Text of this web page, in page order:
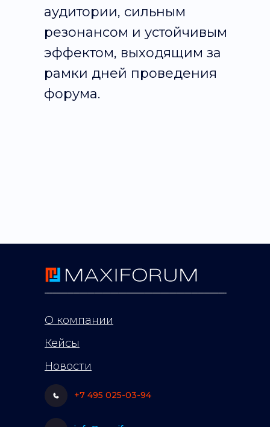
аудитории, сильным
резонансом и устойчивым
эффектом, выходящим за
рамки дней проведения
форума.
+7 495 025-03-94
О компании
Кейсы
Новости